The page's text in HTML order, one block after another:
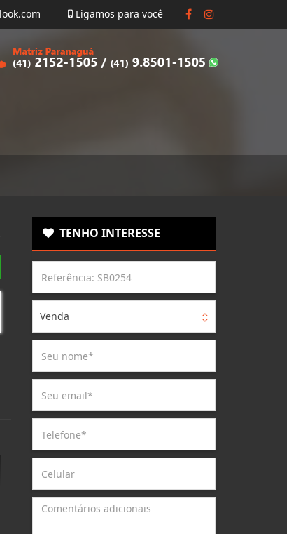
Ligamos para você
TENHO INTERESSE
Venda